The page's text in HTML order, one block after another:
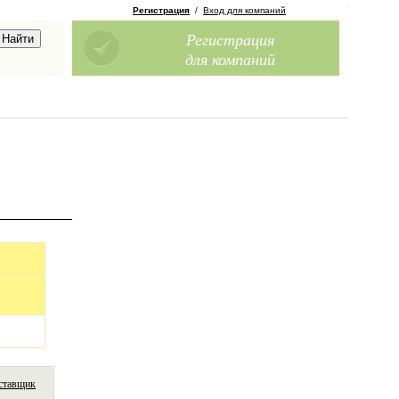
Регистрация / Вход для компаний
Регистрация
для компаний